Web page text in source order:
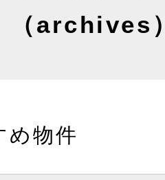
（archives
め物件